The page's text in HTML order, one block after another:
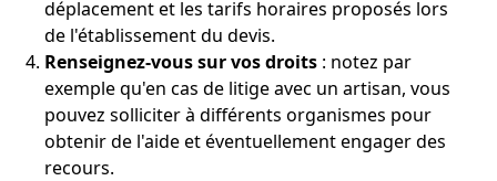
déplacement et les tarifs horaires proposés lors
de l'établissement du devis.
Renseignez-vous sur vos droits : notez par
exemple qu'en cas de litige avec un artisan, vous
pouvez solliciter à différents organismes pour
obtenir de l'aide et éventuellement engager des
recours.